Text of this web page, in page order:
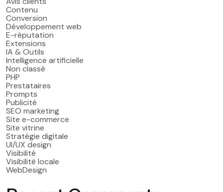
Contenu
Conversion
Développement web
E-réputation
Extensions
IA & Outils
Intelligence artificielle
Non classé
PHP
Prestataires
Prompts
Publicité
SEO marketing
Site e-commerce
Site vitrine
Stratégie digitale
UI/UX design
Visibilité
Visibilité locale
WebDesign